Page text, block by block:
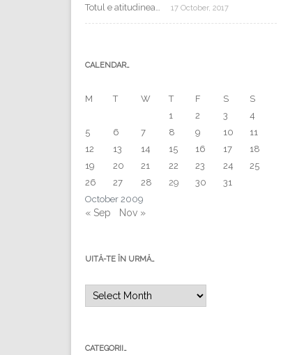
Totul e atitudinea… 17 October, 2017
CALENDAR…
October 2009
M T W T F S
S
1
2 3
4
5
6 7 8 9 10
11
12
13 14 15 16 17
18
19
20 21 22 23 24
25
26
27 28 29 30 31
« Sep Nov »
UITĂ-TE ÎN URMĂ…
în
CATEGORII…